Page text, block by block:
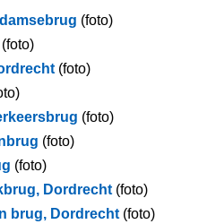
(foto)
(foto)
(foto)
(foto)
(foto)
(foto)
Dordrecht (foto)
brug, Dordrecht (foto)